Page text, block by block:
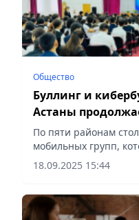
Общество
Буллинг и
Астаны
По пяти районам
мобильных групп,
встречи с
18.09.2025 15:44